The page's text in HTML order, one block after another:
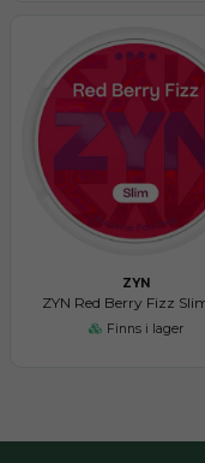
ZYN
ZYN Red Berry Fizz
Finns i lager